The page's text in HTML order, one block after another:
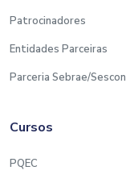
Patrocinadores
Entidades Parceiras
Parceria Sebrae/Sescon
Cursos
PQEC